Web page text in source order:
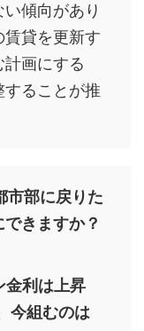
傾向があり
賃貸を更新す
画にする
ることが推
市部に戻りた
きますか？
金利は上昇
今組むのは